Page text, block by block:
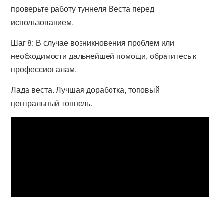
проверьте работу туннеля Веста перед
использованием.
Шаг 8: В случае возникновения проблем или
необходимости дальнейшей помощи, обратитесь к
профессионалам.
Лада веста. Лучшая доработка, топовый
центральный тоннель.